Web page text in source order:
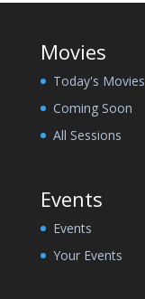
Movies
Today's Movies
Coming Soon
All Sessions
Events
Events
Your Events